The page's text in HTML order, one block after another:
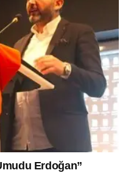
Erdoğan”